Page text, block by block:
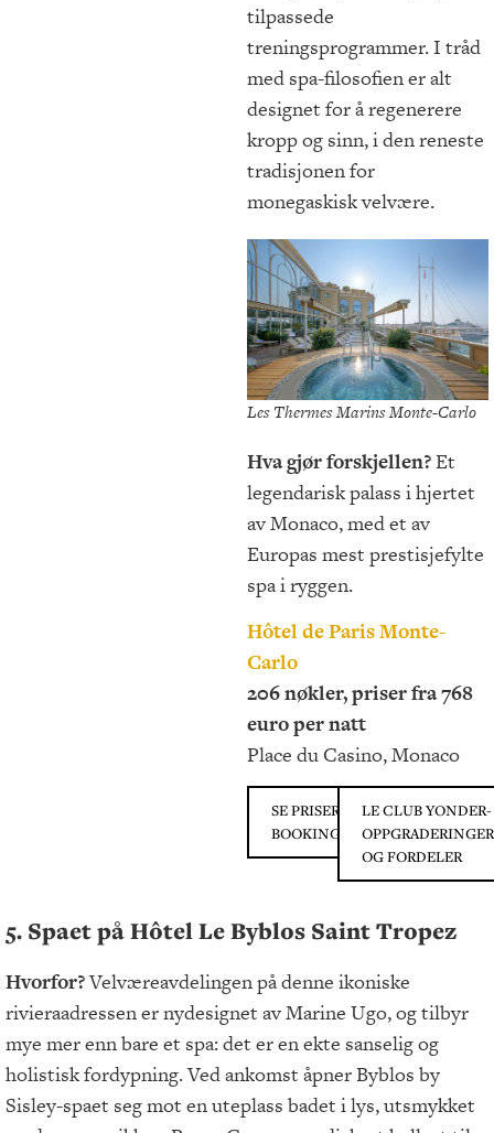
tilpassede
treningsprogrammer. I tråd
med spa-filosofien er alt
designet for å regenerere
kropp og sinn, i den reneste
tradisjonen for
monegaskisk velvære.
Les Thermes Marins Monte-Carlo
Hva gjør forskjellen?Et
legendarisk palass i hjertet
av Monaco, med et av
Europas mest prestisjefylte
spa i ryggen.
Hôtel de Paris Monte-
Carlo
206 nøkler, priser fra 768
euro per natt
Place du Casino, Monaco
SE PRISER PÅ
BOOKING.COM
LE CLUB YONDER-
OPPGRADERINGER
OG FORDELER
5. Spaet på Hôtel Le Byblos Saint Tropez
Hvorfor?Velværeavdelingen på denne ikoniske
rivieraadressen er nydesignet av Marine Ugo, og tilbyr
mye mer enn bare et spa: det er en ekte sanselig og
holistisk fordypning. Ved ankomst åpner Byblos by
Sisley-spaet seg mot en uteplass badet i lys, utsmykket